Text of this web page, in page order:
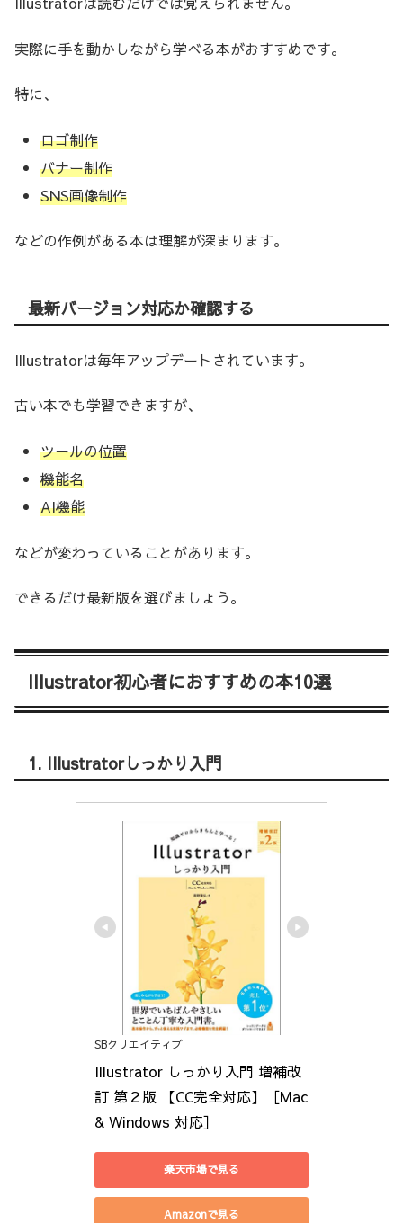
実際に手を動かしながら学べる本がおすすめです。
特に、
ロゴ制作
バナー制作
SNS画像制作
などの作例がある本は理解が深まります。
最新バージョン対応か確認する
Illustratorは毎年アップデートされています。
古い本でも学習できますが、
ツールの位置
機能名
AI機能
などが変わっていることがあります。
できるだけ最新版を選びましょう。
Illustrator初心者におすすめの本10選
1. Illustratorしっかり入門
SBクリエイティブ
Illustrator しっかり入門 増補改
訂 第２版 【CC完全対応】［Mac
& Windows 対応］
楽天市場で見る
Amazonで見る